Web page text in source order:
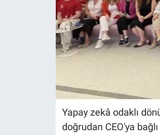
Yapay zekâ odaklı
doğrudan CEO'ya